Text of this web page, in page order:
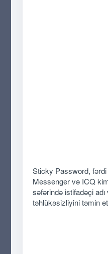
Sticky Password,
Messenger və ICQ
səfərində istifadəçi
təhlükəsizliyini təmin